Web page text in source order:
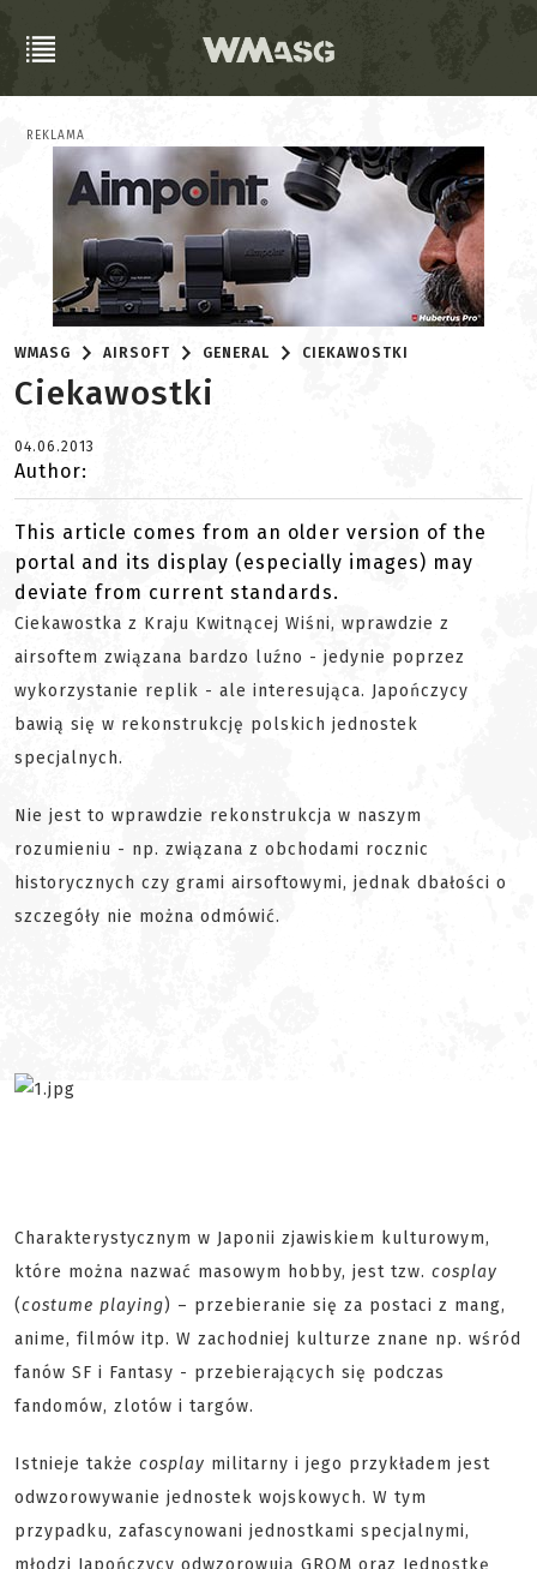
REKLAMA
WMASG AIRSOFT GENERAL CIEKAWOSTKI
Ciekawostki
04.06.2013
Author:
This article comes from an older version of the
portal and its display (especially images) may
deviate from current standards.
Ciekawostka z Kraju Kwitnącej Wiśni, wprawdzie z
airsoftem związana bardzo luźno - jedynie poprzez
wykorzystanie replik - ale interesująca. Japończycy
bawią się w rekonstrukcję polskich jednostek
specjalnych.
Nie jest to wprawdzie rekonstrukcja w naszym
rozumieniu - np. związana z obchodami rocznic
historycznych czy grami airsoftowymi, jednak dbałości o
szczegóły nie można odmówić.
Charakterystycznym w Japonii zjawiskiem kulturowym,
które można nazwać masowym hobby, jest tzw. cosplay
(costume playing) – przebieranie się za postaci z mang,
anime, filmów itp. W zachodniej kulturze znane np. wśród
fanów SF i Fantasy - przebierających się podczas
fandomów, zlotów i targów.
Istnieje także cosplay militarny i jego przykładem jest
odwzorowywanie jednostek wojskowych. W tym
przypadku, zafascynowani jednostkami specjalnymi,
młodzi Japończycy odwzorowują GROM oraz Jednostkę